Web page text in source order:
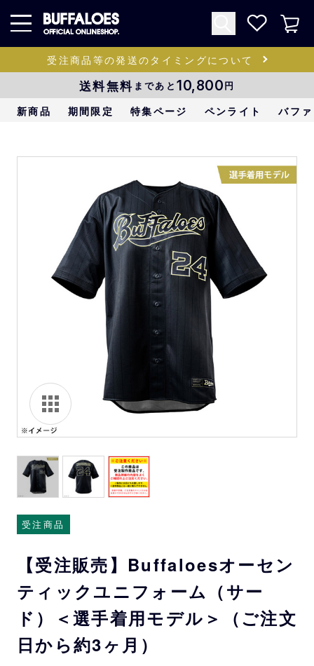
受注商品等の発送のタイミングについて
送料無料 まであと 10,800円
新商品 期間限定 特集ページ ペンライト バフ
受注商品
【受注販売】Buffaloesオーセン
ティックユニフォーム（サー
ド）＜選手着用モデル＞（ご注文
日から約3ヶ月）